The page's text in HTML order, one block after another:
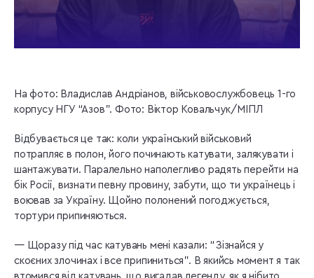
На фото: Владислав Андріанов, військовослужбовець 1-го
корпусу НГУ “Азов”. Фото: Віктор Ковальчук/МІПЛ
Відбувається це так: коли український військовий
потрапляє в полон, його починають катувати, залякувати і
шантажувати. Паралельно наполегливо радять перейти на
бік Росії, визнати певну провину, забути, що ти українець і
воював за Україну. Щойно полонений погоджується,
тортури припиняються.
— Щоразу під час катувань мені казали: “Зізнайся у
скоєних злочинах і все припиниться”. В якийсь момент я так